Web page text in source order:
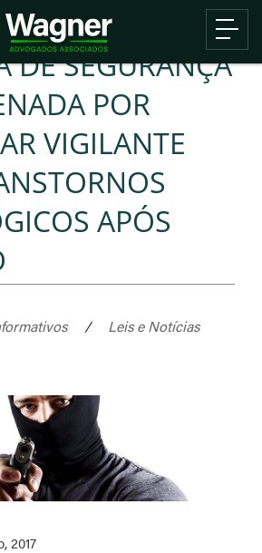
DE SEGURANÇA
POR
VIGILANTE
APÓS
/
Leis e Notícias
2017